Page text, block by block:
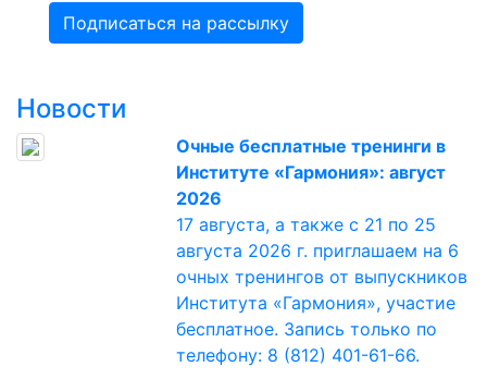
Новости
Очные бесплатные тренинги в
Институте «Гармония»: август
2026
17 августа, а также с 21 по 25
августа 2026 г. приглашаем на 6
очных тренингов от выпускников
Института «Гармония», участие
бесплатное. Запись только по
телефону: 8 (812) 401-61-66.